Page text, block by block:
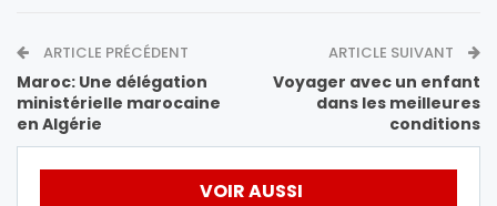
ARTICLE PRÉCÉDENT
Maroc: Une délégation
ministérielle marocaine
en Algérie
ARTICLE SUIVANT
Voyager avec un enfant
dans les meilleures
conditions
VOIR AUSSI